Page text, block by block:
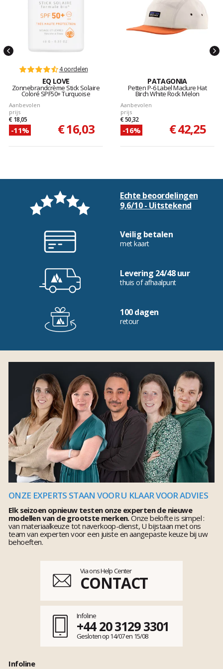
4 oordelen
EQ LOVE
Zonnebrandcrème Stick Solaire
Coloré SPF50+ Turquoise
Aanbevolen
prijs
€ 18,05
-11% € 16,03
PATAGONIA
Petten P-6 Label Maclure Hat
Birch White Rock Melon
Aanbevolen
prijs
€ 50,32
-16% € 42,25
Echte beoordelingen
9,6/10 - Uitstekend
Veilig betalen
met kaart
Levering 24/48 uur
thuis of afhaalpunt
100 dagen
retour
ONZE EXPERTS STAAN VOOR U KLAAR VOOR ADVIES
Elk seizoen opnieuw testen onze experten de nieuwe
modellen van de grootste merken.Onze belofte is simpel :
van materiaalkeuze tot naverkoop-dienst, U bijstaan met ons
team van experten voor een juiste en aangepaste keuze bij uw
behoeften.
Via ons Help Center
CONTACT
Infoline
+44 20 3129 3301
Gesloten op 14/07 en 15/08
Infoline